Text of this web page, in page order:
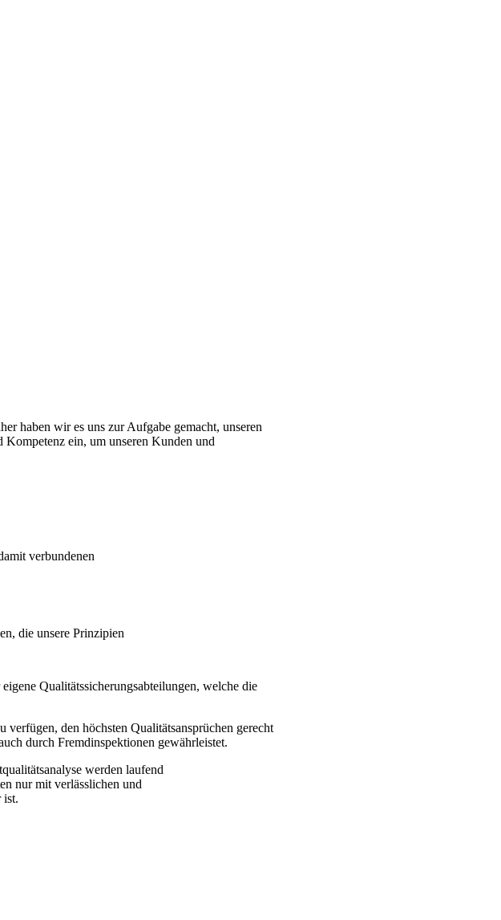
haben wir es uns zur Aufgabe gemacht, unseren
ein, um unseren Kunden und
verbundenen
die unsere Prinzipien
Qualitätssicherungsabteilungen, welche die
den höchsten Qualitätsansprüchen gerecht
durch Fremdinspektionen gewährleistet.
werden laufend
nur mit verlässlichen und
ist.